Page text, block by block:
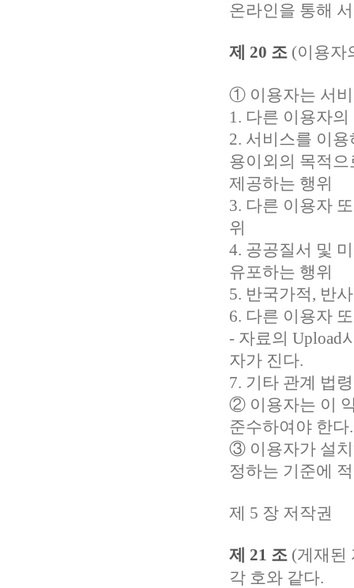
온라인을 통해
제 20 조 (이용자
① 이용자는 서
1. 다른 이용자
2. 서비스를 이
용이외의 목적
제공하는 행위
3. 다른 이용자
위
4. 공공질서 및
유포하는 행위
5. 반국가적, 반
6. 다른 이용자
- 자료의 Upload
자가 진다.
7. 기타 관계 법
② 이용자는 이
준수하여야 한다.
③ 이용자가 설치
정하는 기준에
제 5 장 저작권
제 21 조 (게재된
각 호와 같다.